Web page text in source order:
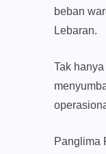
beban
Lebaran.
Tak
Panglima